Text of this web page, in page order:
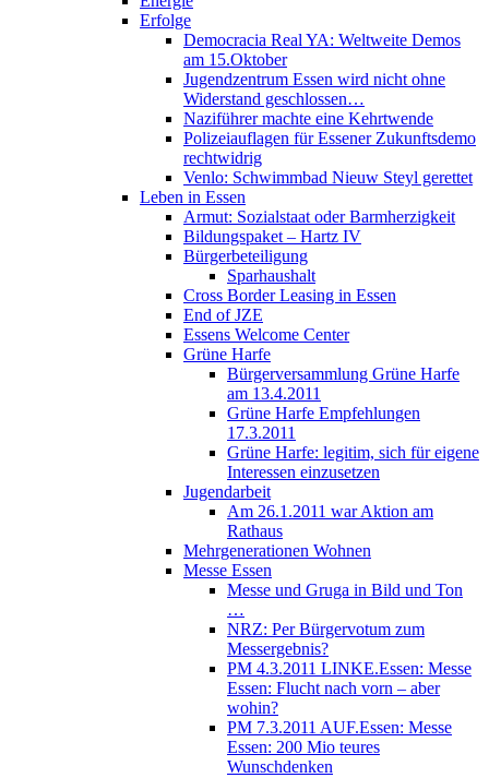
Erfolge
Democracia Real YA: Weltweite Demos
am 15.Oktober
Jugendzentrum Essen wird nicht ohne
Widerstand geschlossen…
Naziführer machte eine Kehrtwende
Polizeiauflagen für Essener Zukunftsdemo
rechtwidrig
Venlo: Schwimmbad Nieuw Steyl gerettet
Leben in Essen
Armut: Sozialstaat oder Barmherzigkeit
Bildungspaket – Hartz IV
Bürgerbeteiligung
Sparhaushalt
Cross Border Leasing in Essen
End of JZE
Essens Welcome Center
Grüne Harfe
Bürgerversammlung Grüne Harfe
am 13.4.2011
Grüne Harfe Empfehlungen
17.3.2011
Grüne Harfe: legitim, sich für eigene
Interessen einzusetzen
Jugendarbeit
Am 26.1.2011 war Aktion am
Rathaus
Mehrgenerationen Wohnen
Messe Essen
Messe und Gruga in Bild und Ton
…
NRZ: Per Bürgervotum zum
Messergebnis?
PM 4.3.2011 LINKE.Essen: Messe
Essen: Flucht nach vorn – aber
wohin?
PM 7.3.2011 AUF.Essen: Messe
Essen: 200 Mio teures
Wunschdenken